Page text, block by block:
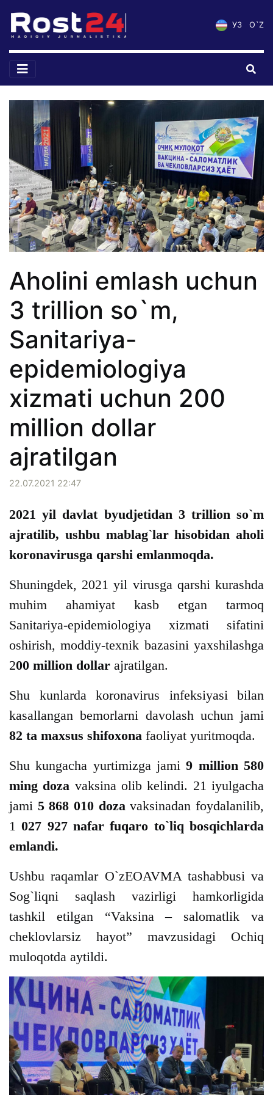
УЗ O`Z
Aholini emlash uchun
3 trillion so`m,
Sanitariya-
epidemiologiya
xizmati uchun 200
million dollar
ajratilgan
22.07.2021 22:47
2021 yil davlat byudjetidan 3 trillion so`m
ajratilib, ushbu mablag`lar hisobidan aholi
koronavirusga qarshi emlanmoqda.
Shuningdek, 2021 yil virusga qarshi kurashda
muhim ahamiyat kasb etgan tarmoq
Sanitariya-epidemiologiya xizmati sifatini
oshirish, moddiy-texnik bazasini yaxshilashga
200 million dollar ajratilgan.
Shu kunlarda koronavirus infeksiyasi bilan
kasallangan bemorlarni davolash uchun jami
82 ta maxsus shifoxona faoliyat yuritmoqda.
Shu kungacha yurtimizga jami9 million 580
ming doza vaksina olib kelindi. 21 iyulgacha
jami 5 868 010 dozavaksinadan foydalanilib,
1 027 927 nafar fuqaro to`liq bosqichlarda
emlandi.
Ushbu raqamlar O`zEOAVMA tashabbusi va
Sog`liqni saqlash vazirligi hamkorligida
tashkil etilgan “Vaksina – salomatlik va
cheklovlarsiz hayot” mavzusidagi Ochiq
muloqotda aytildi.